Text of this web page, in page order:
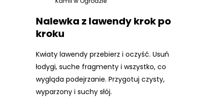
Nalewka z lawendy krok po
kroku
Kwiaty lawendy przebierz i oczyść. Usuń
łodygi, suche fragmenty i wszystko, co
wygląda podejrzanie. Przygotuj czysty,
wyparzony i suchy słój.